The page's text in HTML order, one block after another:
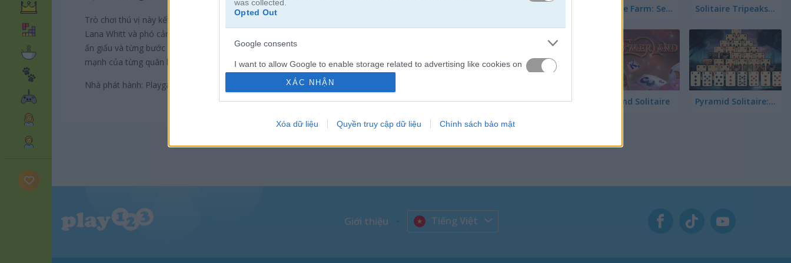
was collected.
Opted Out
Google consents
I want to allow Google to enable storage related to advertising like cookies on
web or device identifiers in apps.
I want to allow my user data to be sent to Google for online advertising
XÁC NHẬN
Xóa dữ liệu Quyền truy cập dữ liệu Chính sách bảo mật
Trò chơi thú vị này kết hợp cách chơi Solitaire cổ điển với các nhiệm vụ điều tra cuốn hút khi bạn đồng hành cùng nhà báo
Lana Whitt và phó cảnh sát trưởng Bill Maite tại thị trấn yên bình Springdale. Hãy cùng họ tìm hiểu các vụ án, phát hiện bí mật
ẩn giấu và từng bước ghép lại sự thật qua mỗi bàn chơi trong hành trình đi tìm công lý, đối mặt hiểm nguy và khai thác sức
mạnh của từng quân bài.
Nhà phát hành: Playgama
Solitaire Farm: Seasons 5 Solitaire Tripeaks Escapes
Emerland Solitaire Pyramid Solitaire: Great Pyramid
Giới thiệu Tiếng Việt